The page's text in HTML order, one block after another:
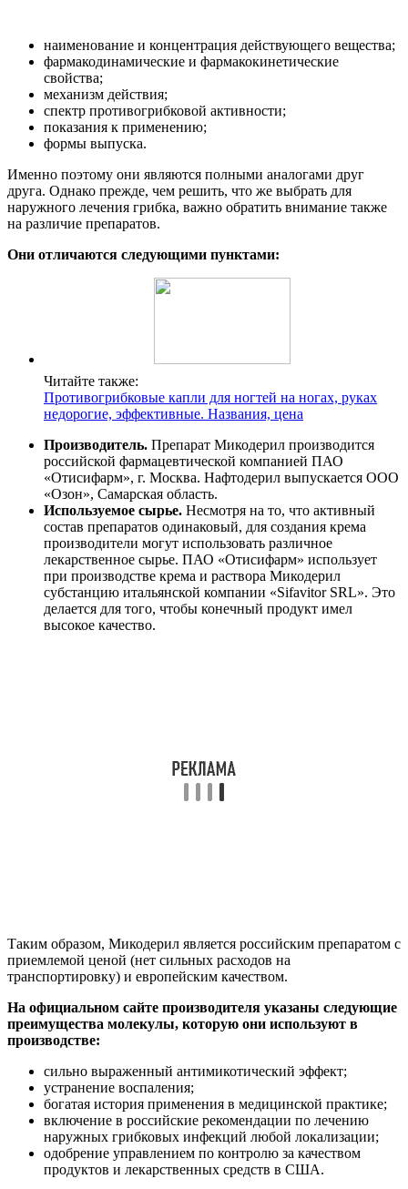
наименование и концентрация действующего вещества;
фармакодинамические и фармакокинетические
свойства;
механизм действия;
спектр противогрибковой активности;
показания к применению;
формы выпуска.
Именно поэтому они являются полными аналогами друг
друга. Однако прежде, чем решить, что же выбрать для
наружного лечения грибка, важно обратить внимание также
на различие препаратов.
Они отличаются следующими пунктами:
Читайте также:
Противогрибковые капли для ногтей на ногах, руках
недорогие, эффективные. Названия, цена
Производитель. Препарат Микодерил производится
российской фармацевтической компанией ПАО
«Отисифарм», г. Москва. Нафтодерил выпускается ООО
«Озон», Самарская область.
Используемое сырье. Несмотря на то, что активный
состав препаратов одинаковый, для создания крема
производители могут использовать различное
лекарственное сырье. ПАО «Отисифарм» использует
при производстве крема и раствора Микодерил
субстанцию итальянской компании «Sifavitor SRL». Это
делается для того, чтобы конечный продукт имел
высокое качество.
Таким образом, Микодерил является российским препаратом с
приемлемой ценой (нет сильных расходов на
транспортировку) и европейским качеством.
На официальном сайте производителя указаны следующие
преимущества молекулы, которую они используют в
производстве:
сильно выраженный антимикотический эффект;
устранение воспаления;
богатая история применения в медицинской практике;
включение в российские рекомендации по лечению
наружных грибковых инфекций любой локализации;
одобрение управлением по контролю за качеством
продуктов и лекарственных средств в США.